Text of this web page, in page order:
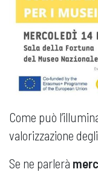
Come può
valorizzazione
Se ne parlerà